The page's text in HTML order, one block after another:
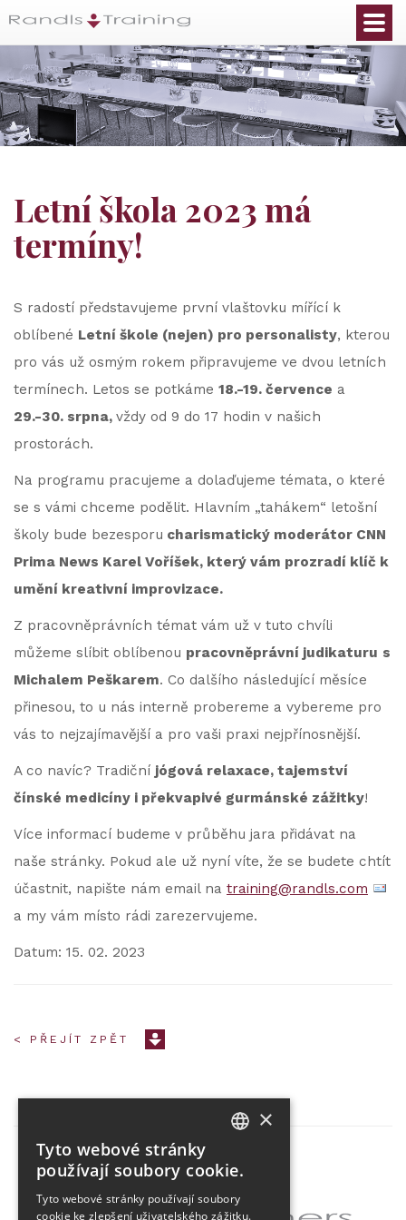
Letní škola 2023 má
termíny!
S radostí představujeme první vlaštovku mířící k
oblíbené Letní škole (nejen) pro personalisty, kterou
pro vás už osmým rokem připravujeme ve dvou letních
termínech. Letos se potkáme 18.-19. července a
29.-30. srpna, vždy od 9 do 17 hodin v našich
prostorách.
Na programu pracujeme a dolaďujeme témata, o které
se s vámi chceme podělit. Hlavním „tahákem“ letošní
školy bude bezesporu charismatický moderátor CNN
Prima News Karel Voříšek, který vám prozradí klíč k
umění kreativní improvizace.
Z pracovněprávních témat vám už v tuto chvíli
můžeme slíbit oblíbenou pracovněprávní judikaturu s
Michalem Peškarem. Co dalšího následující měsíce
přinesou, to u nás interně probereme a vybereme pro
vás to nejzajímavější a pro vaši praxi nejpřínosnější.
A co navíc? Tradiční jógová relaxace, tajemství
čínské medicíny i překvapivé gurmánské zážitky!
Více informací budeme v průběhu jara přidávat na
naše stránky. Pokud ale už nyní víte, že se budete chtít
účastnit, napište nám email na training@randls.com
a my vám místo rádi zarezervujeme.
Datum: 15. 02. 2023
< PŘEJÍT ZPĚT
Partner projektu
×
Tyto webové stránky
používají soubory cookie.
Tyto webové stránky používají soubory
cookie ke zlepšení uživatelského zážitku.